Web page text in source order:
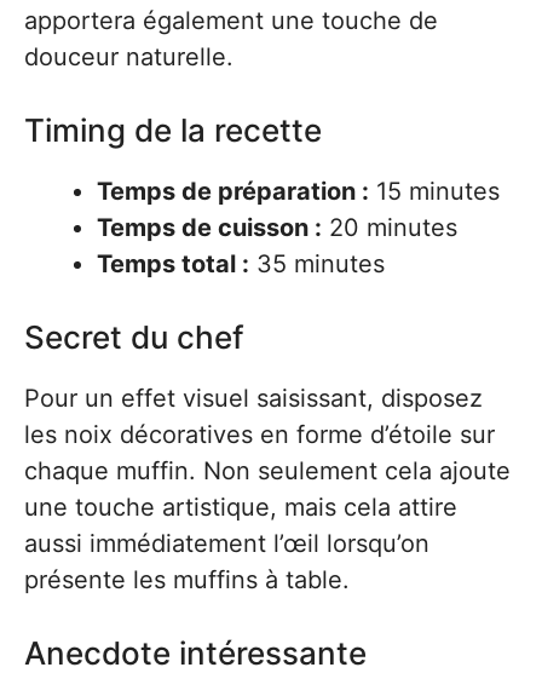
apportera également une touche de
douceur naturelle.
Timing de la recette
Temps de préparation : 15 minutes
Temps de cuisson : 20 minutes
Temps total : 35 minutes
Secret du chef
Pour un effet visuel saisissant, disposez
les noix décoratives en forme d’étoile sur
chaque muffin. Non seulement cela ajoute
une touche artistique, mais cela attire
aussi immédiatement l’œil lorsqu’on
présente les muffins à table.
Anecdote intéressante